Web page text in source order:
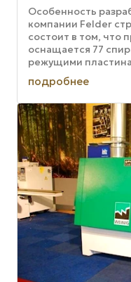
Особенность
компании Felder
состоит в том, что
оснащается 77
режущими
счет этого дизайна,
подробнее